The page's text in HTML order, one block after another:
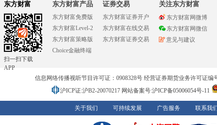
东方财富
扫一扫下载
APP
东方财富产品
东方财富免费版
东方财富Level-2
东方财富策略版
Choice金融终端
证券交易
东方财富证券开户
东方财富在线交易
东方财富证券交易
关注东方财富
东方财富网微博
东方财富网微信
意见与建议
信息网络传播视听节目许可证：0908328号 经营证券期货业务许可证编
沪ICP证:沪B2-20070217 网站备案号:沪ICP备05006054号-11
关于我们 可持续发展 广告服务 联系我